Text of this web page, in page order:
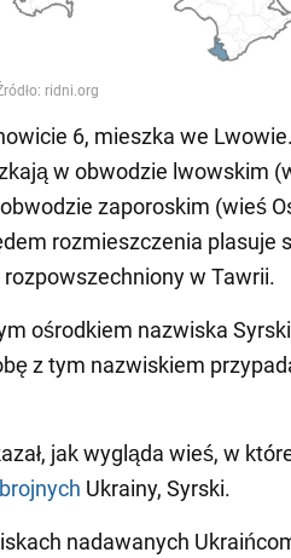
6, mieszka we
w obwodzie lwowskim
zaporoskim (wieś
rozmieszczenia plasuje
w Tawrii.
ośrodkiem nazwiska
z tym nazwiskiem
jak wygląda wieś, w
Ukrainy, Syrski.
nadawanych